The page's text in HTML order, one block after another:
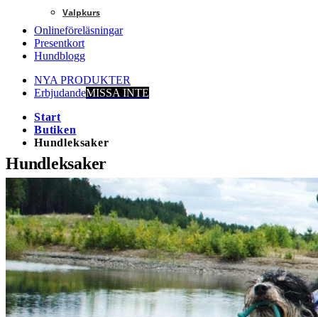
Valpkurs
Onlineföreläsningar
Presentkort
Hundblogg
NYA PRODUKTER
ErbjudandeMISSA INTE
Start
Butiken
Hundleksaker
Hundleksaker